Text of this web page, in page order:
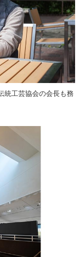
統工芸協会の会長も務